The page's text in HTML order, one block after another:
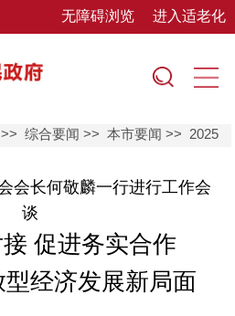
无障碍浏览 进入适老化
>>综合要闻 >>本市要闻 >> 2025
会长何敬麟一行进行工作会
谈
促进务实合作
经济发展新局面